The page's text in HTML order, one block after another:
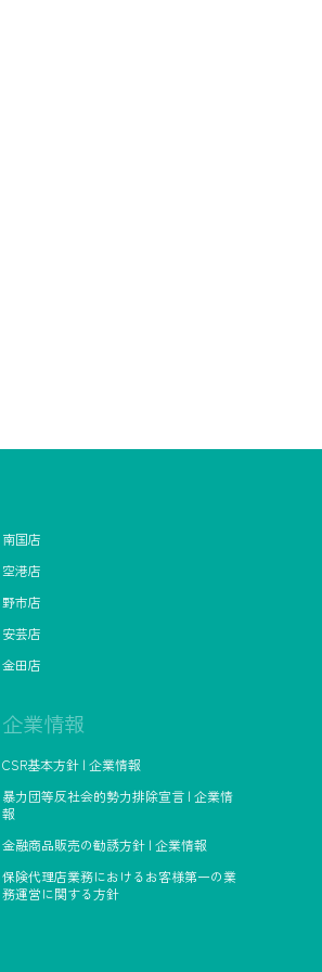
南国店
空港店
野市店
安芸店
金田店
企業情報
CSR基本方針 | 企業情報
暴力団等反社会的勢力排除宣言 | 企業情
報
金融商品販売の勧誘方針 | 企業情報
保険代理店業務におけるお客様第一の業
務運営に関する方針